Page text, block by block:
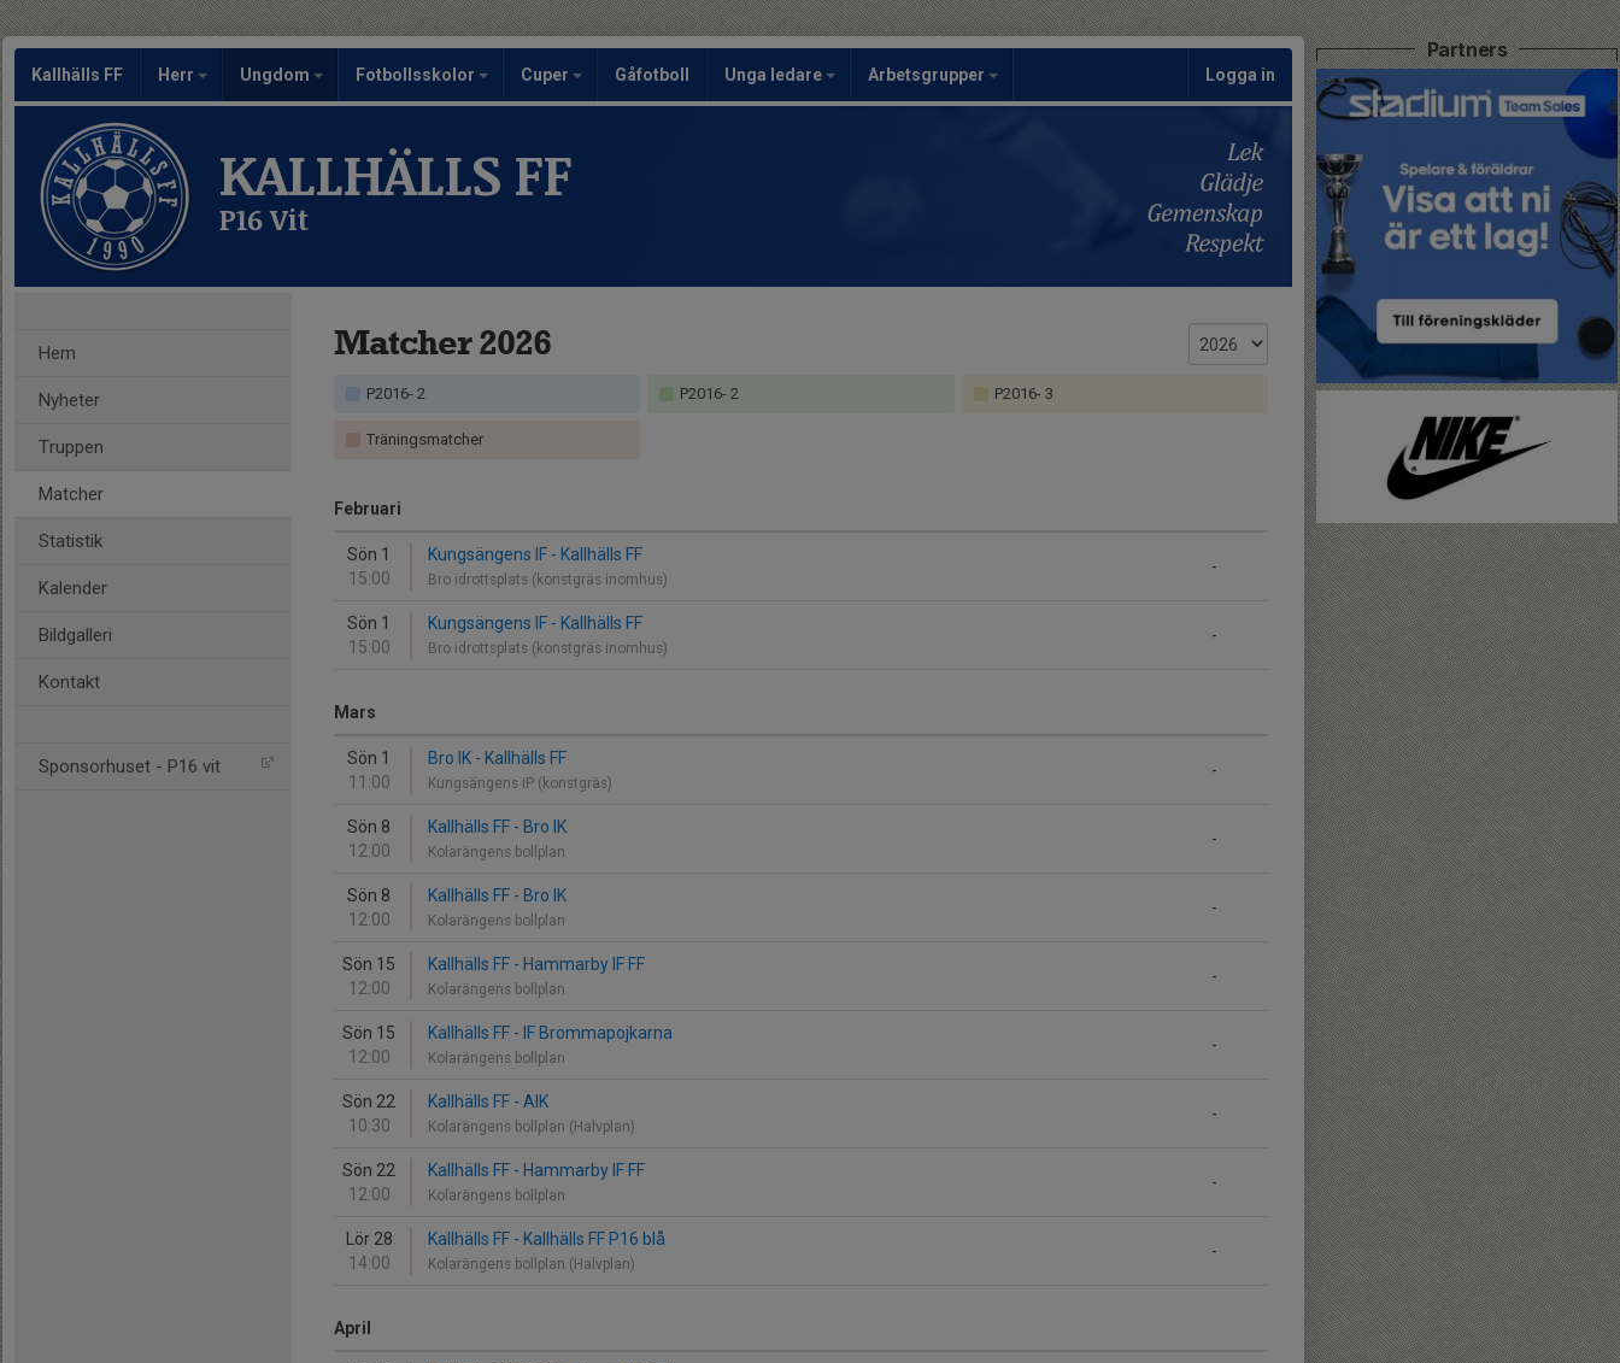
Kallhälls FF Herr Ungdom Fotbollsskolor Cuper Gåfotboll Unga ledare Arbetsgrupper Logga in
KALLHÄLLS FF
P16 Vit
Hem
Nyheter
Truppen
Matcher
Statistik
Kalender
Bildgalleri
Kontakt
Sponsorhuset - P16 vit
Matcher 2026
P2016- 2 P2016- 2 P2016- 3
Träningsmatcher
Februari
Sön 1
15:00
-
Kungsängens IF - Kallhälls FF
Bro idrottsplats (konstgräs inomhus)
Sön 1
15:00
-
Kungsängens IF - Kallhälls FF
Bro idrottsplats (konstgräs inomhus)
Mars
Sön 1
11:00
-
Bro IK - Kallhälls FF
Kungsängens IP (konstgräs)
Sön 8
12:00
-
Kallhälls FF - Bro IK
Kolarängens bollplan
Sön 8
12:00
-
Kallhälls FF - Bro IK
Kolarängens bollplan
Sön 15
12:00
-
Kallhälls FF - Hammarby IF FF
Kolarängens bollplan
Sön 15
12:00
-
Kallhälls FF - IF Brommapojkarna
Kolarängens bollplan
Sön 22
10:30
-
Kallhälls FF - AIK
Kolarängens bollplan (Halvplan)
Sön 22
12:00
-
Kallhälls FF - Hammarby IF FF
Kolarängens bollplan
Lör 28
14:00
-
Kallhälls FF - Kallhälls FF P16 blå
Kolarängens bollplan (Halvplan)
April
Partners